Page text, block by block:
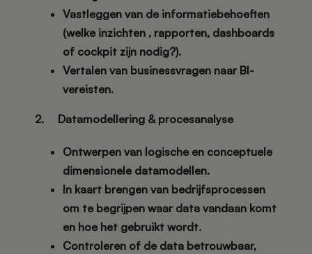
Vastleggen van de informatiebehoeften
(welke inzichten , rapporten, dashboards
of cockpit zijn nodig?).
Vertalen van businessvragen naar BI-
vereisten.
2. Datamodellering & procesanalyse
Ontwerpen van logische en conceptuele
dimensionele datamodellen.
In kaart brengen van bedrijfsprocessen
om te begrijpen waar data vandaan komt
en hoe het gebruikt wordt.
Controleren of de data betrouwbaar,